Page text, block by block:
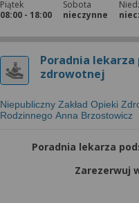
Piątek
08:00 - 18:00
Sobota
nieczynne
Poradnia
zdrowotnej
Niepubliczny Zakład Opieki
Rodzinnego Anna Brzostowicz
Poradnia lekarza
Zarezerwuj